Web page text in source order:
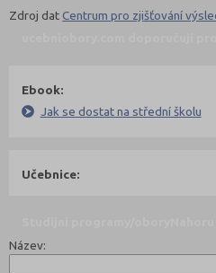
Zdroj datCentrum pro zjišťování
Ebook:
Jak se dostat na střední školu
Učebnice:
Název: